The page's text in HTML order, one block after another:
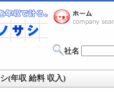
社名
(年収 給料 収入)